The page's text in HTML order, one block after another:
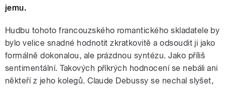
jemu.
Hudbu tohoto francouzského romantického skladatele by
bylo velice snadné hodnotit zkratkovitě a odsoudit ji jako
formálně dokonalou, ale prázdnou syntézu. Jako příliš
sentimentální. Takových příkrých hodnocení se nebáli ani
někteří z jeho kolegů. Claude Debussy se nechal slyšet,